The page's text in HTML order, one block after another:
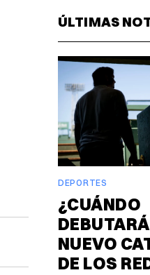
ÚLTIMAS
DEPORTES
¿CUÁNDO
NUEVO
DE LOS